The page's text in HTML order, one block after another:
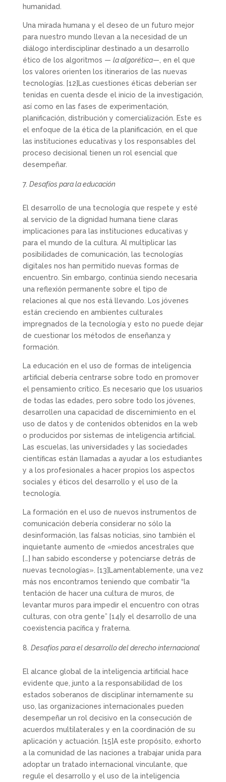
humanidad.
Una mirada humana y el deseo de un futuro mejor
para nuestro mundo llevan a la necesidad de un
diálogo interdisciplinar destinado a un desarrollo
ético de los algoritmos — la algorética—, en el que
los valores orienten los itinerarios de las nuevas
tecnologías.
[12]Las cuestiones éticas deberían ser
tenidas en cuenta desde el inicio de la investigación,
así como en las fases de experimentación,
planificación, distribución y comercialización. Este es
el enfoque de la ética de la planificación, en el que
las instituciones educativas y los responsables del
proceso decisional tienen un rol esencial que
desempeñar.
Desafíos para la educación
El desarrollo de una tecnología que respete y esté
al servicio de la dignidad humana tiene claras
implicaciones para las instituciones educativas y
para el mundo de la cultura. Al multiplicar las
posibilidades de comunicación, las tecnologías
digitales nos han permitido nuevas formas de
encuentro. Sin embargo, continúa siendo necesaria
una reflexión permanente sobre el tipo de
relaciones al que nos está llevando. Los jóvenes
están creciendo en ambientes culturales
impregnados de la tecnología y esto no puede dejar
de cuestionar los métodos de enseñanza y
formación.
La educación en el uso de formas de inteligencia
artificial debería centrarse sobre todo en promover
el pensamiento crítico. Es necesario que los usuarios
de todas las edades, pero sobre todo los jóvenes,
desarrollen una capacidad de discernimiento en el
uso de datos y de contenidos obtenidos en la web
o producidos por sistemas de inteligencia artificial.
Las escuelas, las universidades y las sociedades
científicas están llamadas a ayudar a los estudiantes
y a los profesionales a hacer propios los aspectos
sociales y éticos del desarrollo y el uso de la
tecnología.
La formación en el uso de nuevos instrumentos de
comunicación debería considerar no sólo la
desinformación, las falsas noticias, sino también el
inquietante aumento de «miedos ancestrales que
[…] han sabido esconderse y potenciarse detrás de
nuevas tecnologías».
[13]Lamentablemente, una vez
más nos encontramos teniendo que combatir “la
tentación de hacer una cultura de muros, de
levantar muros para impedir el encuentro con otras
culturas, con otra gente” [14]y el desarrollo de una
coexistencia pacífica y fraterna.
Desafíos para el desarrollo del derecho internacional
El alcance global de la inteligencia artificial hace
evidente que, junto a la responsabilidad de los
estados soberanos de disciplinar internamente su
uso, las organizaciones internacionales pueden
desempeñar un rol decisivo en la consecución de
acuerdos multilaterales y en la coordinación de su
aplicación y actuación.
[15]A este propósito, exhorto
a la comunidad de las naciones a trabajar unida para
adoptar un tratado internacional vinculante, que
regule el desarrollo y el uso de la inteligencia